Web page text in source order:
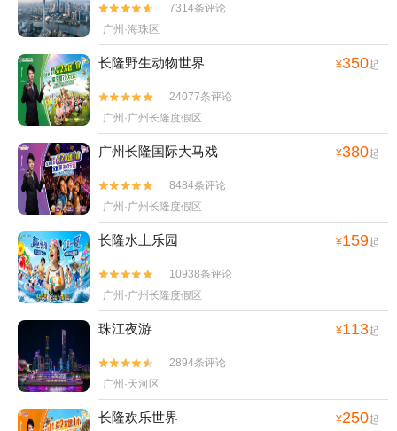


7314条评论
广州·海珠区
长隆野生动物世界 ¥350起


24077条评论
广州·广州长隆度假区
广州长隆国际大马戏 ¥380起


8484条评论
广州·广州长隆度假区
长隆水上乐园 ¥159起


10938条评论
广州·广州长隆度假区
珠江夜游 ¥113起


2894条评论
广州·天河区
长隆欢乐世界 ¥250起